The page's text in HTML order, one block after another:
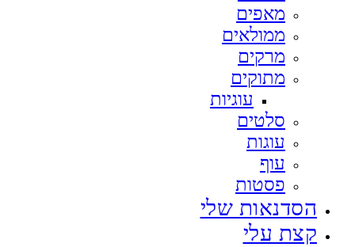
מאפים
ממולאים
מרקים
מתוקים
עוגיות
סלטים
עוגות
עוף
פסטות
הסדנאות שלי
קצת עלי